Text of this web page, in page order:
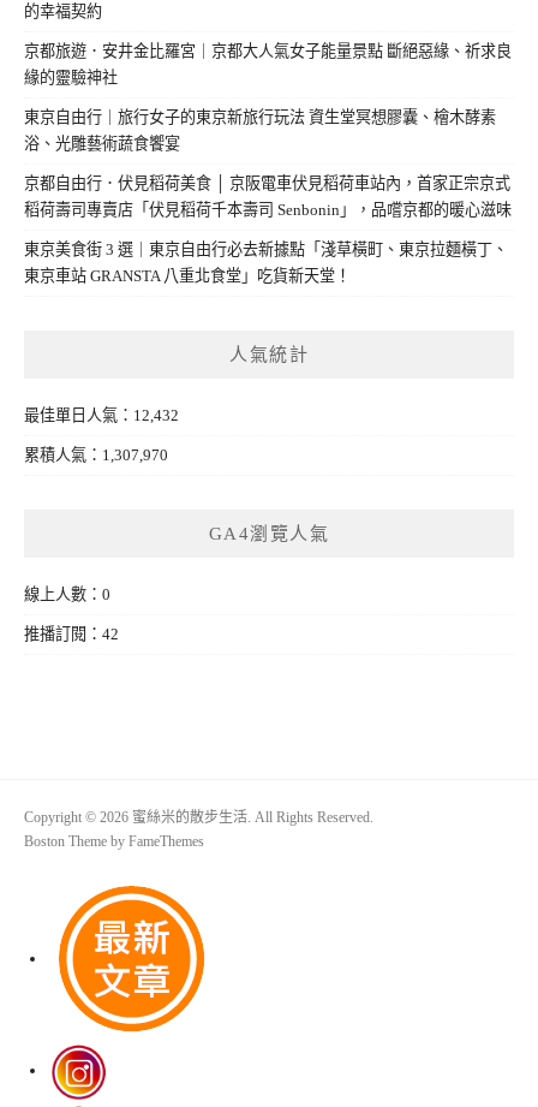
的幸福契約
京都旅遊．安井金比羅宮｜京都大人氣女子能量景點 斷絕惡緣、祈求良
緣的靈驗神社
東京自由行｜旅行女子的東京新旅行玩法 資生堂冥想膠囊、檜木酵素
浴、光雕藝術蔬食饗宴
京都自由行．伏見稻荷美食 │ 京阪電車伏見稻荷車站內，首家正宗京式
稻荷壽司專賣店「伏見稻荷千本壽司 Senbonin」，品嚐京都的暖心滋味
東京美食街 3 選｜東京自由行必去新據點「淺草橫町、東京拉麵橫丁、
東京車站 GRANSTA 八重北食堂」吃貨新天堂！
人氣統計
最佳單日人氣：12,432
累積人氣：1,307,970
GA4瀏覽人氣
線上人數：0
推播訂閱：42
Copyright © 2026 蜜絲米的散步生活. All Rights Reserved.
Boston Theme by FameThemes